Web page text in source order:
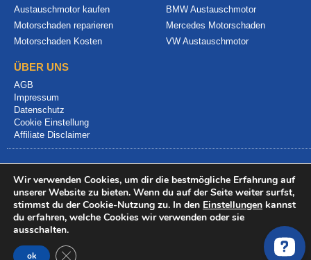
Austauschmotor kaufen
Motorschaden reparieren
Motorschaden Kosten
BMW Austauschmotor
Mercedes Motorschaden
VW Austauschmotor
ÜBER UNS
AGB
Impressum
Datenschutz
Cookie Einstellung
Affiliate Disclaimer
© 2024 info@motorschadenvergleich.de
Wir verwenden Cookies, um dir die bestmögliche Erfahrung auf
unserer Website zu bieten. Wenn du auf der Seite weiter surfst,
stimmst du der Cookie-Nutzung zu. In den Einstellungen kannst
du erfahren, welche Cookies wir verwenden oder sie
ausschalten.
ok GDPR Cookie-Banner schließen